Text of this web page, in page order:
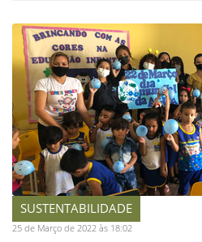
SUSTENTABILIDADE
25 de Março de 2022 às 18:02